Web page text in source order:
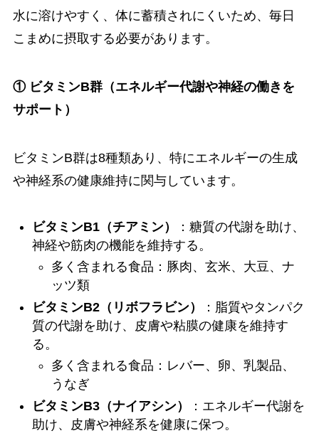
水に溶けやすく、体に蓄積されにくいため、毎日
こまめに摂取する必要があります。
① ビタミンB群（エネルギー代謝や神経の働きを
サポート）
ビタミンB群は8種類あり、特にエネルギーの生成
や神経系の健康維持に関与しています。
ビタミンB1（チアミン）
：糖質の代謝を助け、
神経や筋肉の機能を維持する。
多く含まれる食品：豚肉、玄米、大豆、ナ
ッツ類
ビタミンB2（リボフラビン）
：脂質やタンパク
質の代謝を助け、皮膚や粘膜の健康を維持す
る。
多く含まれる食品：レバー、卵、乳製品、
うなぎ
ビタミンB3（ナイアシン）
：エネルギー代謝を
助け、皮膚や神経系を健康に保つ。